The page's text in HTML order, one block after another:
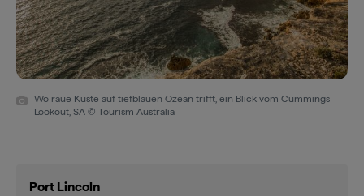
Wo raue Küste auf tiefblauen Ozean trifft, ein Blick vom Cummings
Lookout, SA © Tourism Australia
Port Lincoln